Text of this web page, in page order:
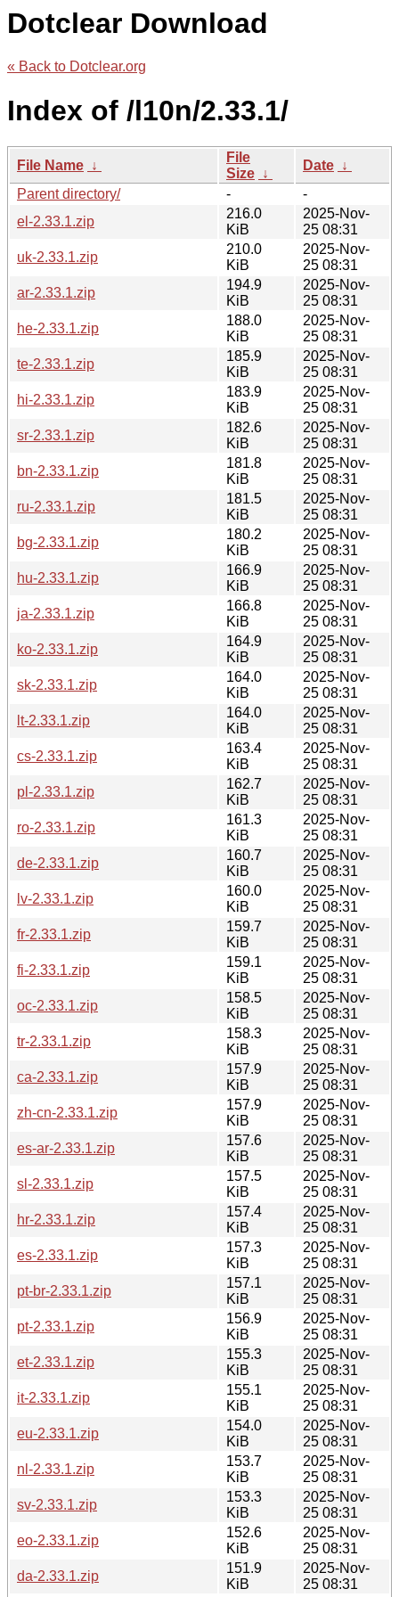
Dotclear Download
« Back to Dotclear.org
Index of /l10n/2.33.1/
File Name ↓
File
Size ↓
Date ↓
Parent directory/
-
-
el-2.33.1.zip
216.0
KiB
2025-Nov-
25 08:31
uk-2.33.1.zip
210.0
KiB
2025-Nov-
25 08:31
ar-2.33.1.zip
194.9
KiB
2025-Nov-
25 08:31
he-2.33.1.zip
188.0
KiB
2025-Nov-
25 08:31
te-2.33.1.zip
185.9
KiB
2025-Nov-
25 08:31
hi-2.33.1.zip
183.9
KiB
2025-Nov-
25 08:31
sr-2.33.1.zip
182.6
KiB
2025-Nov-
25 08:31
bn-2.33.1.zip
181.8
KiB
2025-Nov-
25 08:31
ru-2.33.1.zip
181.5
KiB
2025-Nov-
25 08:31
bg-2.33.1.zip
180.2
KiB
2025-Nov-
25 08:31
hu-2.33.1.zip
166.9
KiB
2025-Nov-
25 08:31
ja-2.33.1.zip
166.8
KiB
2025-Nov-
25 08:31
ko-2.33.1.zip
164.9
KiB
2025-Nov-
25 08:31
sk-2.33.1.zip
164.0
KiB
2025-Nov-
25 08:31
lt-2.33.1.zip
164.0
KiB
2025-Nov-
25 08:31
cs-2.33.1.zip
163.4
KiB
2025-Nov-
25 08:31
pl-2.33.1.zip
162.7
KiB
2025-Nov-
25 08:31
ro-2.33.1.zip
161.3
KiB
2025-Nov-
25 08:31
de-2.33.1.zip
160.7
KiB
2025-Nov-
25 08:31
lv-2.33.1.zip
160.0
KiB
2025-Nov-
25 08:31
fr-2.33.1.zip
159.7
KiB
2025-Nov-
25 08:31
fi-2.33.1.zip
159.1
KiB
2025-Nov-
25 08:31
oc-2.33.1.zip
158.5
KiB
2025-Nov-
25 08:31
tr-2.33.1.zip
158.3
KiB
2025-Nov-
25 08:31
ca-2.33.1.zip
157.9
KiB
2025-Nov-
25 08:31
zh-cn-2.33.1.zip
157.9
KiB
2025-Nov-
25 08:31
es-ar-2.33.1.zip
157.6
KiB
2025-Nov-
25 08:31
sl-2.33.1.zip
157.5
KiB
2025-Nov-
25 08:31
hr-2.33.1.zip
157.4
KiB
2025-Nov-
25 08:31
es-2.33.1.zip
157.3
KiB
2025-Nov-
25 08:31
pt-br-2.33.1.zip
157.1
KiB
2025-Nov-
25 08:31
pt-2.33.1.zip
156.9
KiB
2025-Nov-
25 08:31
et-2.33.1.zip
155.3
KiB
2025-Nov-
25 08:31
it-2.33.1.zip
155.1
KiB
2025-Nov-
25 08:31
eu-2.33.1.zip
154.0
KiB
2025-Nov-
25 08:31
nl-2.33.1.zip
153.7
KiB
2025-Nov-
25 08:31
sv-2.33.1.zip
153.3
KiB
2025-Nov-
25 08:31
eo-2.33.1.zip
152.6
KiB
2025-Nov-
25 08:31
da-2.33.1.zip
151.9
KiB
2025-Nov-
25 08:31